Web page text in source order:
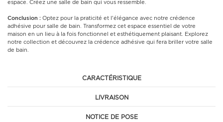
espace. Créez une salle de bain qui vous ressemble.
Conclusion : Optez pour la praticité et l'élégance avec notre crédence
adhésive pour salle de bain. Transformez cet espace essentiel de votre
maison en un lieu à la fois fonctionnel et esthétiquement plaisant. Explorez
notre collection et découvrez la crédence adhésive qui fera briller votre salle
de bain.
CARACTÉRISTIQUE
LIVRAISON
NOTICE DE POSE